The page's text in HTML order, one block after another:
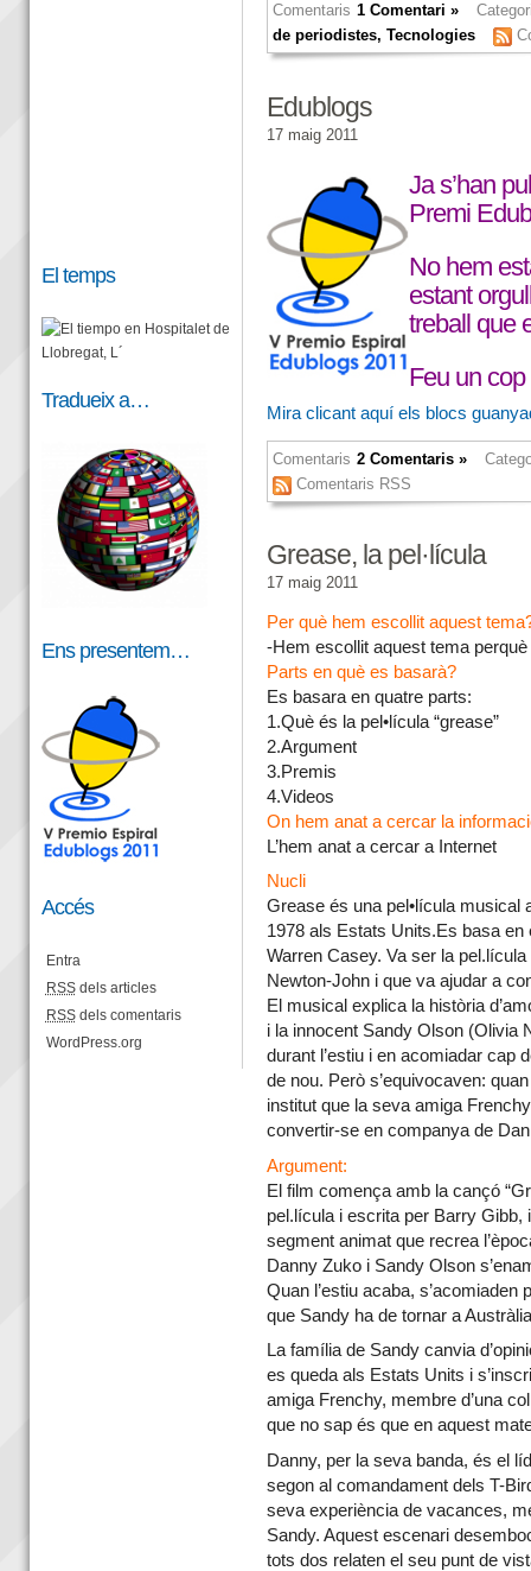
Comentaris 1 Comentari »
de periodistes, Tecnologies
Edublogs
17 maig 2011
Ja s’han
Premi
No hem
estant
treball que
Feu un cop
Mira clicant aquí els blocs
Comentaris 2 Comentaris »
Comentaris RSS
Grease, la pel·lícula
17 maig 2011
Per què hem escollit aquest
-Hem escollit aquest tema
Parts en què es basarà?
Es basara en quatre parts:
1.Què és la pel•lícula “grease”
2.Argument
3.Premis
4.Videos
On hem anat a cercar la
L’hem anat a cercar a Internet
Nucli
Grease és una pel•lícula musical
1978 als Estats Units.Es basa
Warren Casey. Va ser la
Newton-John i que va ajudar a
El musical explica la història
i la innocent Sandy Olson (Olivia
durant l’estiu i en acomiadar cap
de nou. Però s’equivocaven:
institut que la seva amiga
convertir-se en companya de
Argument:
El film comença amb la cançó
pel.lícula i escrita per Barry Gibb,
segment animat que recrea
Danny Zuko i Sandy Olson
Quan l’estiu acaba,
que Sandy ha de tornar a
La família de Sandy canvia
es queda als Estats Units i
amiga Frenchy, membre d’una
que no sap és que en aquest
Danny, per la seva banda, és el
segon al comandament dels T-
seva experiència de vacances,
Sandy. Aquest escenari
tots dos relaten el seu punt de
El temps
Tradueix a…
Ens presentem…
Accés
Entra
RSSdels articles
RSSdels comentaris
WordPress.org